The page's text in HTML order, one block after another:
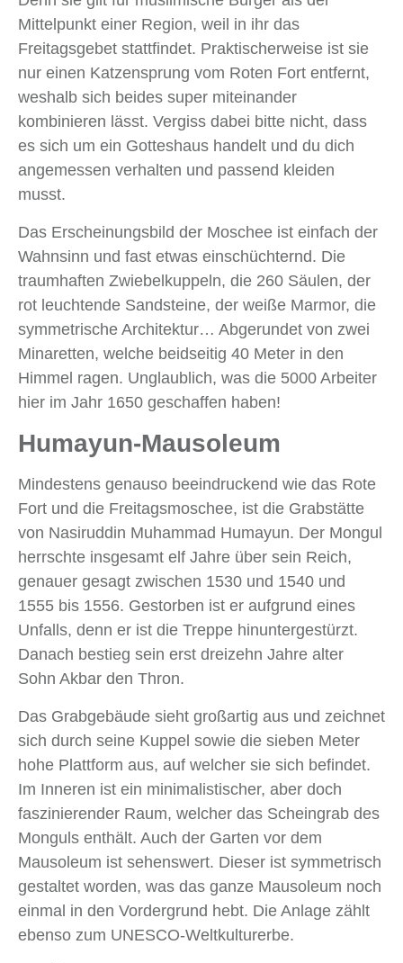
Mittelpunkt einer Region, weil in ihr das
Freitagsgebet stattfindet. Praktischerweise ist sie
nur einen Katzensprung vom Roten Fort entfernt,
weshalb sich beides super miteinander
kombinieren lässt. Vergiss dabei bitte nicht, dass
es sich um ein Gotteshaus handelt und du dich
angemessen verhalten und passend kleiden
musst.
Das Erscheinungsbild der Moschee ist einfach der
Wahnsinn und fast etwas einschüchternd. Die
traumhaften Zwiebelkuppeln, die 260 Säulen, der
rot leuchtende Sandsteine, der weiße Marmor, die
symmetrische Architektur… Abgerundet von zwei
Minaretten, welche beidseitig 40 Meter in den
Himmel ragen. Unglaublich, was die 5000 Arbeiter
hier im Jahr 1650 geschaffen haben!
Humayun-Mausoleum
Mindestens genauso beeindruckend wie das Rote
Fort und die Freitagsmoschee, ist die Grabstätte
von Nasiruddin Muhammad Humayun. Der Mongul
herrschte insgesamt elf Jahre über sein Reich,
genauer gesagt zwischen 1530 und 1540 und
1555 bis 1556. Gestorben ist er aufgrund eines
Unfalls, denn er ist die Treppe hinuntergestürzt.
Danach bestieg sein erst dreizehn Jahre alter
Sohn Akbar den Thron.
Das Grabgebäude sieht großartig aus und zeichnet
sich durch seine Kuppel sowie die sieben Meter
hohe Plattform aus, auf welcher sie sich befindet.
Im Inneren ist ein minimalistischer, aber doch
faszinierender Raum, welcher das Scheingrab des
Monguls enthält. Auch der Garten vor dem
Mausoleum ist sehenswert. Dieser ist symmetrisch
gestaltet worden, was das ganze Mausoleum noch
einmal in den Vordergrund hebt. Die Anlage zählt
ebenso zum UNESCO-Weltkulturerbe.